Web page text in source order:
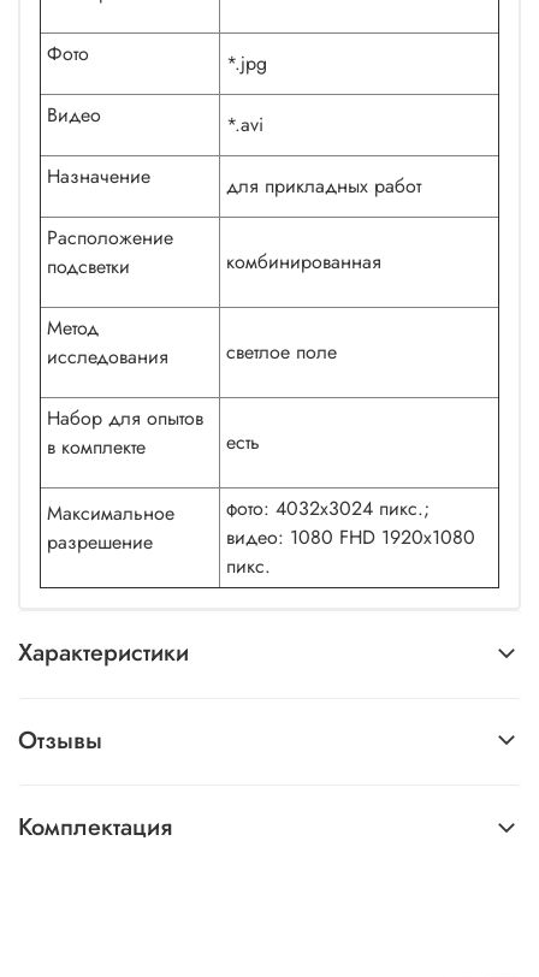
Фото
*.jpg
Видео
*.avi
Назначение
для прикладных работ
Расположение
подсветки
комбинированная
Метод
исследования
светлое поле
Набор для опытов
в комплекте
есть
Максимальное
разрешение
фото: 4032x3024 пикс.;
видео: 1080 FHD 1920x1080
пикс.
Характеристики
Отзывы
Комплектация